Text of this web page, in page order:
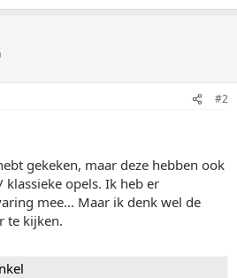
#2
gekeken, maar deze hebben ook
opels. Ik heb er
mee... Maar ik denk wel de
te kijken.